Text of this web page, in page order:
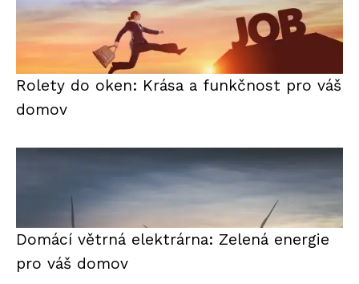
Rolety do oken: Krása a funkčnost pro váš
domov
Domácí větrná elektrárna: Zelená energie
pro váš domov